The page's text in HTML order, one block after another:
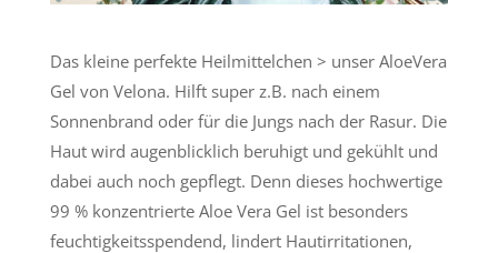
Das kleine perfekte Heilmittelchen > unser AloeVera
Gel von Velona. Hilft super z.B. nach einem
Sonnenbrand oder für die Jungs nach der Rasur. Die
Haut wird augenblicklich beruhigt und gekühlt und
dabei auch noch gepflegt. Denn dieses hochwertige
99 % konzentrierte Aloe Vera Gel ist besonders
feuchtigkeitsspendend, lindert Hautirritationen,